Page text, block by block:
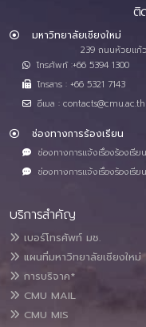
ติ
มหาวิทยาลัยเชียงใหม่
239 ถนนห้วยแก้
โทรศัพท์ :+66 5394 1300
โทรสาร : +66 5321 7143
อีเมล : contacts@cmu.ac.th
ช่องทางการร้องเรียน
ช่องทางการแจ้งเรื่องร้องเรี
ช่องทางการแจ้งเรื่องร้องเรี
บริการสำคัญ
เบอร์โทรศัพท์ มช.
แผนที่มหาวิทยาลัยเชียงใหม่
การบริจาค*
CMU MAIL
CMU MIS